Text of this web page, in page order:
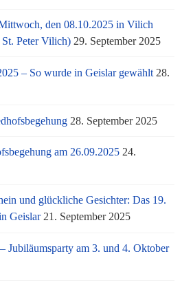
den 08.10.2025 in Vilich
Peter Vilich) 29. September 2025
– So wurde in Geislar gewählt 28.
28. September 2025
am 26.09.2025 24.
und glückliche Gesichter: Das 19.
Geislar 21. September 2025
Jubiläumsparty am 3. und 4. Oktober